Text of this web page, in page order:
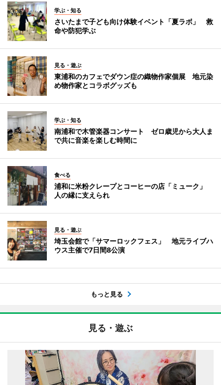
学ぶ・知る
さいたまで子ども向け体験イベント「夏ラボ」 救
命や防犯学ぶ
見る・遊ぶ
東浦和のカフェでダウン症の織物作家個展 地元染
め物作家とコラボグッズも
学ぶ・知る
南浦和で木管楽器コンサート ゼロ歳児から大人ま
で共に音楽を楽しむ時間に
食べる
浦和に米粉クレープとコーヒーの店「ミューク」
人の縁に支えられ
見る・遊ぶ
埼玉会館で「サマーロックフェス」 地元ライブハ
ウス主催で7日間8公演
もっと見る
見る・遊ぶ